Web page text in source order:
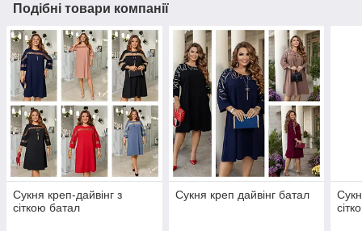
Подібні товари компанії
Сукня креп-дайвінг з
сіткою батал
Сукня креп дайвінг батал